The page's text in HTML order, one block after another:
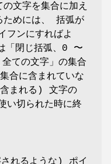
文字を集合に加え
ためには、 括弧が
フンにすればよ
「閉じ括弧、0 〜
ての文字」の集合
合に含まれていな
まれる) 文字の
い切られた時に終
れるような) ポイ